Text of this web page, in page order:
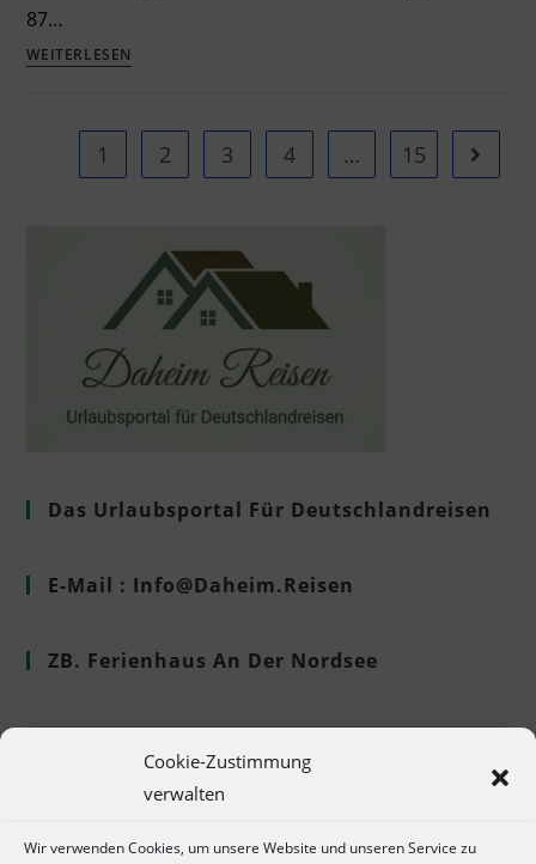
Cookie-Zustimmung
verwalten
Wir verwenden Cookies, um unsere Website und unseren Service zu
87…
WEITERLESEN
1 2 3 4 … 15 Gehe
Das Urlaubsportal Für Deutschlandreisen
E-Mail : Info@Daheim.Reisen
ZB. Ferienhaus An Der Nordsee